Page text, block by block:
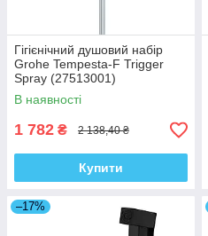
Гігієнічний душовий набір
Grohe Tempesta-F Trigger
Spray (27513001)
В наявності
1 782 ₴ 2 138,40 ₴
Купити
–17%